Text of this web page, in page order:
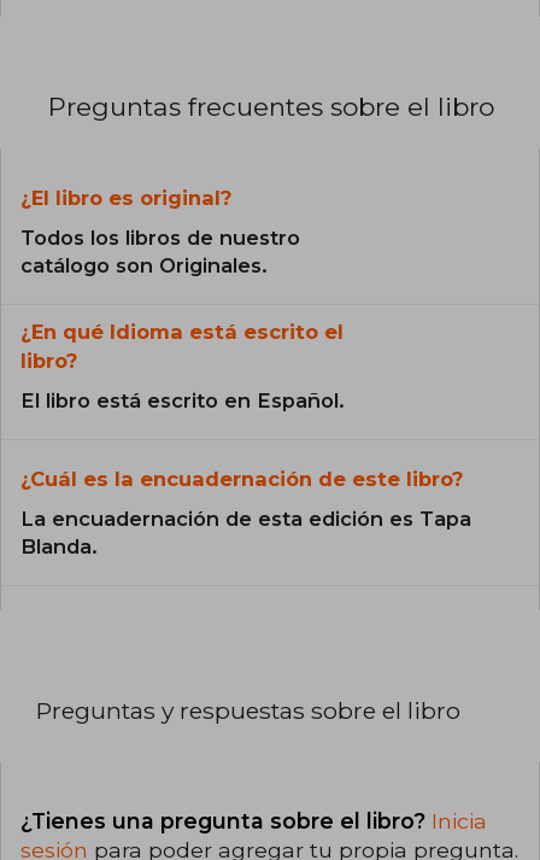
Preguntas frecuentes sobre el libro
¿El libro es original?
Todos los libros de nuestro
catálogo son Originales.
¿En qué Idioma está escrito el
libro?
El libro está escrito en Español.
¿Cuál es la encuadernación de este libro?
La encuadernación de esta edición es Tapa
Blanda.
Preguntas y respuestas sobre el libro
¿Tienes una pregunta sobre el libro? Inicia
sesión para poder agregar tu propia pregunta.